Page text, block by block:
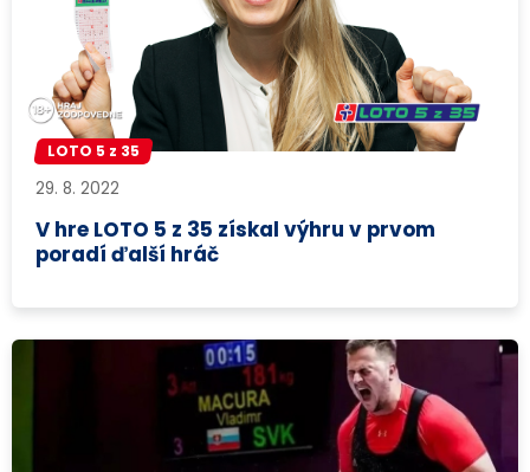
LOTO 5 z 35
29. 8. 2022
V hre LOTO 5 z 35 získal výhru v prvom
poradí ďalší hráč